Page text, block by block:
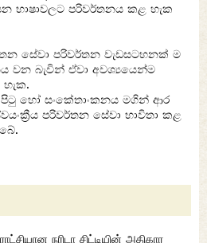
භාෂාවලට පරිවර්තනය කළ හැක
සේවා පරිවර්තන වැඩසටහනක් ම
වන බැවින් ඒවා අවශ්‍යයෙන්ම
හෝ සංකේතාංකනය මගින් ආර
පරිවර්තන සේවා භාවිතා කළ
நரிடா சிட்டியின் அதிகார